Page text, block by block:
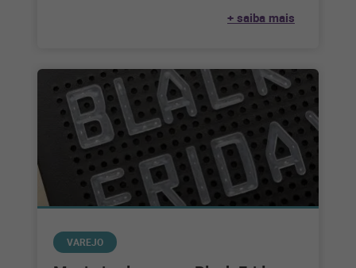
+ saiba mais
VAREJO